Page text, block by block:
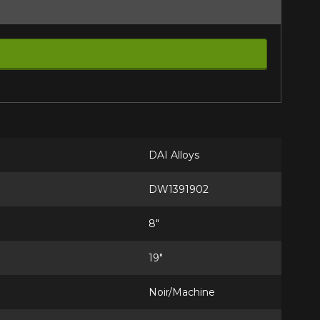
DAI Alloys
DW1391902
8"
19"
Noir/Machine